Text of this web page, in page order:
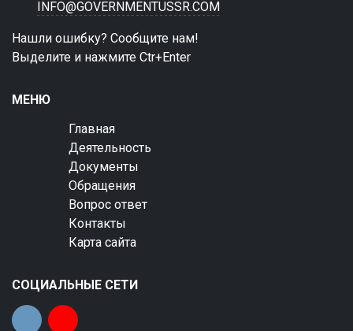
INFO@GOVERNMENTUSSR.COM
Нашли ошибку? Сообщите нам!
Выделите и нажмите Ctr+Enter
МЕНЮ
Главная
Деятельность
Документы
Обращения
Вопрос ответ
Контакты
Карта сайта
СОЦИАЛЬНЫЕ СЕТИ